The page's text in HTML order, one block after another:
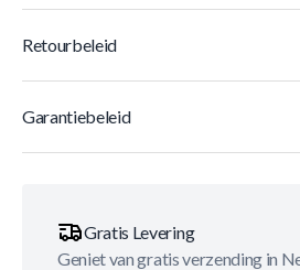
Retourbeleid
Garantiebeleid
Gratis Levering
Geniet van gratis verzending in